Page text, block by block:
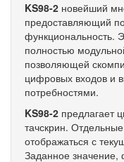
KS98-2 новейший
предоставляющий
функциональность.
полностью
позволяющей
цифровых входов и
потребностями.
KS98-2 предлагает
тачскрин.
отображаться с
Заданное значение,